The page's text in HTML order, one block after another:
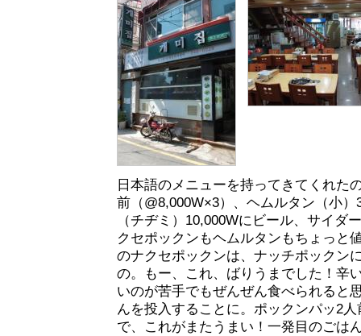
日本語のメニューを持ってきてくれた
前（@8,000W×3）、ヘムルタン（小
（チヂミ）10,000Wにビール、サイダ
クセポックンもヘムルタンもちょっと
のナクセポックンは、ナッチポックン
の。もー、これ、ばりうまでした！辛
いのが苦手でもぜんぜん食べられると
んを投入することに。ポックンパッ2
で、これがまたうまい！一発目のごは